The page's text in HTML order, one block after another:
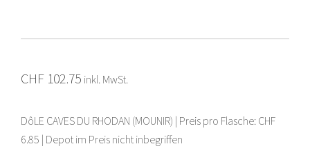
CHF 102.75 inkl. MwSt.
DôLE CAVES DU RHODAN (MOUNIR) | Preis pro Flasche: CHF
6.85 | Depot im Preis nicht inbegriffen